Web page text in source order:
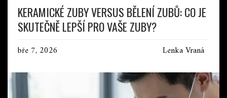
KERAMICKÉ ZUBY VERSUS BĚLENÍ ZUBŮ: CO JE
SKUTEČNĚ LEPŠÍ PRO VAŠE ZUBY?
bře 7, 2026 Lenka Vraná